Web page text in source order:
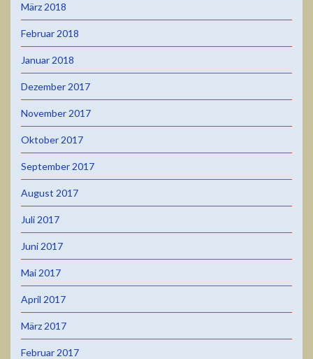
März 2018
Februar 2018
Januar 2018
Dezember 2017
November 2017
Oktober 2017
September 2017
August 2017
Juli 2017
Juni 2017
Mai 2017
April 2017
März 2017
Februar 2017